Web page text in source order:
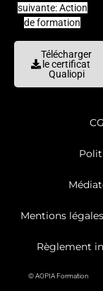
suivante: Action
de formation
Télécharger
le certificat
Qualiopi
Mentions légales
Règlement
© AOPIA Formation